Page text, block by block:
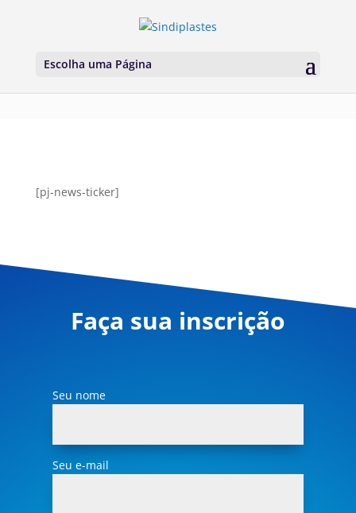
Escolha uma Página
[pj-news-ticker]
Faça sua inscrição
Seu nome
Seu e-mail